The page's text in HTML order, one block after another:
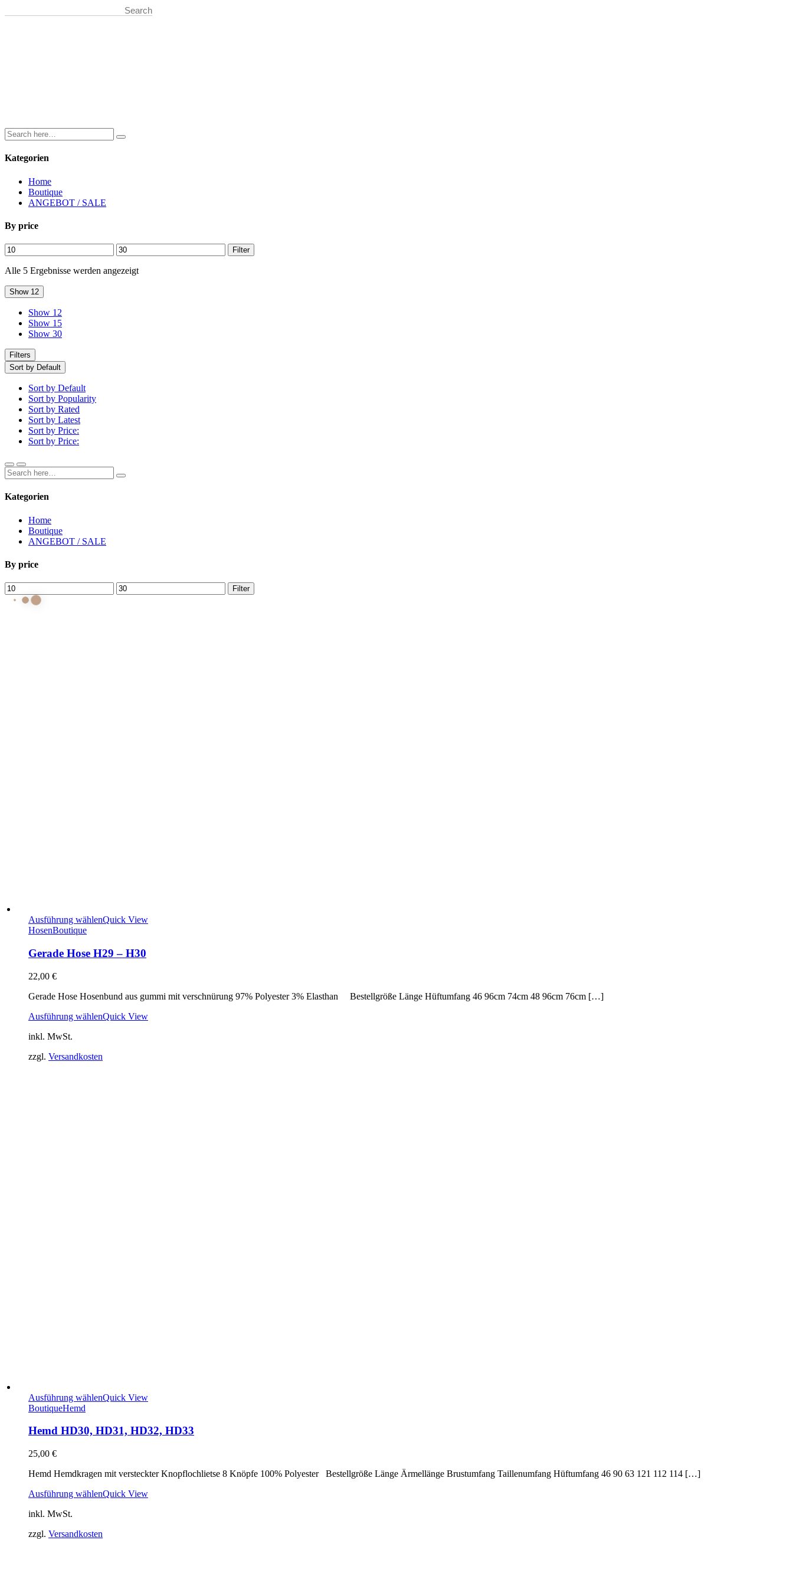
Kategorien
Home
Boutique
ANGEBOT / SALE
By price
Min.
Preis
Max.
Preis
Filter
Alle 5 Ergebnisse werden angezeigt
Show 12
Show 12
Show 15
Show 30
Filters
Sort by Default
Sort by Default
Sort by Popularity
Sort by Rated
Sort by Latest
Sort by Price:
Sort by Price:
Kategorien
Home
Boutique
ANGEBOT / SALE
By price
Min.
Preis
Max.
Preis
Filter
Ausführung wählenQuick View
HosenBoutique
Gerade Hose H29 – H30
22,00 €
Gerade Hose Hosenbund aus gummi mit verschnürung 97% Polyester 3% Elasthan Bestellgröße Länge Hüftumfang 46 96cm 74cm 48 96cm 76cm […]
Ausführung wählenQuick View
inkl. MwSt.
zzgl. Versandkosten
Ausführung wählenQuick View
BoutiqueHemd
Hemd HD30, HD31, HD32, HD33
25,00 €
Hemd Hemdkragen mit versteckter Knopflochlietse 8 Knöpfe 100% Polyester Bestellgröße Länge Ärmellänge Brustumfang Taillenumfang Hüftumfang 46 90 63 121 112 114 […]
Ausführung wählenQuick View
inkl. MwSt.
zzgl. Versandkosten